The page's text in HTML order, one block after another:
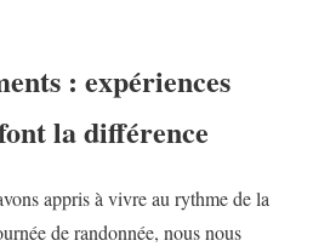
: expériences
la différence
appris à vivre au rythme de la
de randonnée, nous nous